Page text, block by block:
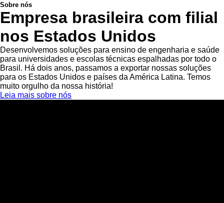
Sobre nós
Empresa brasileira com filial
nos Estados Unidos
Desenvolvemos soluções para ensino de engenharia e saúde
para universidades e escolas técnicas espalhadas por todo o
Brasil. Há dois anos, passamos a exportar nossas soluções
para os Estados Unidos e países da América Latina. Temos
muito orgulho da nossa história!
Leia mais sobre nós